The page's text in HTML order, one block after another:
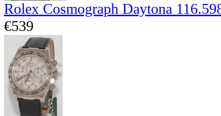
Rolex Cosmograph Daytona
€539